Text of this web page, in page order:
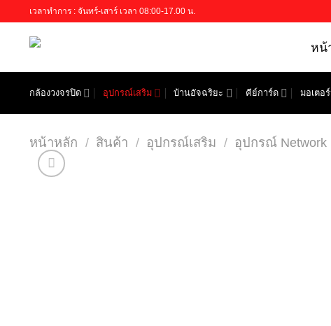
to
content
เวลาทำการ : จันทร์-เสาร์ เวลา 08:00-17.00 น.
หน้
กล้องวงจรปิด อุปกรณ์เสริม บ้านอัจฉริยะ คีย์การ์ด มอเตอ
หน้าหลัก / สินค้า / อุปกรณ์เสริม / อุปกรณ์ Network